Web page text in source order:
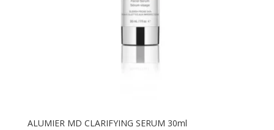
ALUMIER MD CLARIFYING SERUM 30ml